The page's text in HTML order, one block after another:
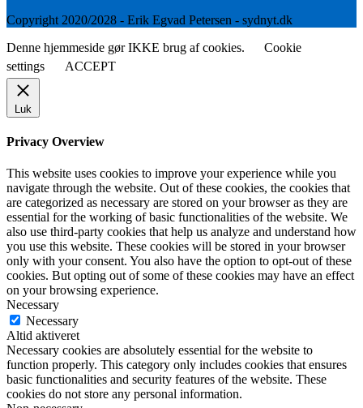
Copyright 2020/2028 - Erik Egvad Petersen - sydnyt.dk
Denne hjemmeside gør IKKE brug af cookies.
Cookie
settings
ACCEPT
Luk
Privacy Overview
This website uses cookies to improve your experience while you
navigate through the website. Out of these cookies, the cookies that
are categorized as necessary are stored on your browser as they are
essential for the working of basic functionalities of the website. We
also use third-party cookies that help us analyze and understand how
you use this website. These cookies will be stored in your browser
only with your consent. You also have the option to opt-out of these
cookies. But opting out of some of these cookies may have an effect
on your browsing experience.
Necessary
Necessary
Altid aktiveret
Necessary cookies are absolutely essential for the website to
function properly. This category only includes cookies that ensures
basic functionalities and security features of the website. These
cookies do not store any personal information.